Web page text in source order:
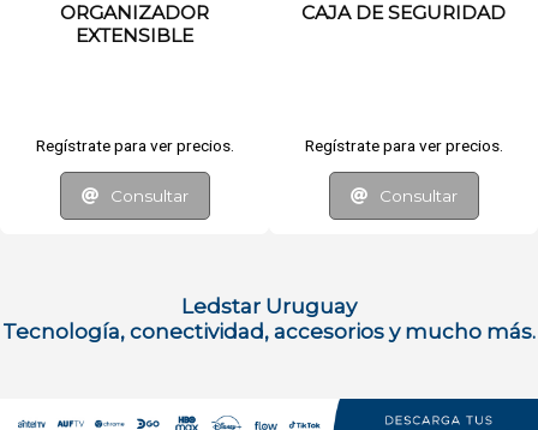
DE SEGURIDAD
para ver precios.
Consultar
CARGADOR TREQA USB
Regístrate para ver precios.
Consultar
Ledstar Uruguay
Tecnología, conectividad, accesorios y mucho más.